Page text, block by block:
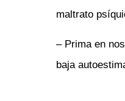
maltrato
– Prima en
baja